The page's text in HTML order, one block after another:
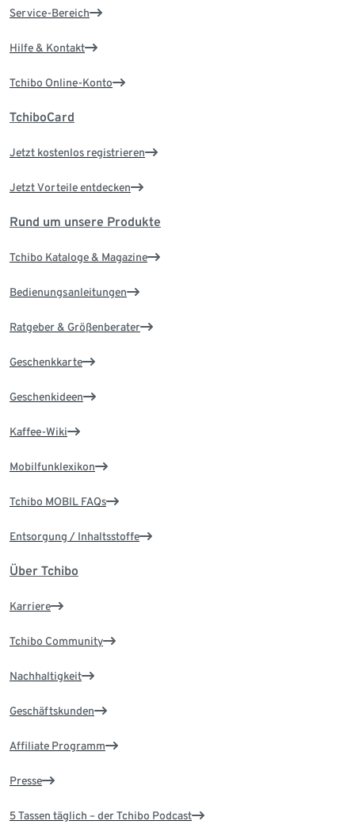
Service-Bereich
Hilfe & Kontakt
Tchibo Online-Konto
TchiboCard
Jetzt kostenlos registrieren
Jetzt Vorteile entdecken
Rund um unsere Produkte
Tchibo Kataloge & Magazine
Bedienungsanleitungen
Ratgeber & Größenberater
Geschenkkarte
Geschenkideen
Kaffee-Wiki
Mobilfunklexikon
Tchibo MOBIL FAQs
Entsorgung / Inhaltsstoffe
Über Tchibo
Karriere
Tchibo Community
Nachhaltigkeit
Geschäftskunden
Affiliate Programm
Presse
5 Tassen täglich – der Tchibo Podcast